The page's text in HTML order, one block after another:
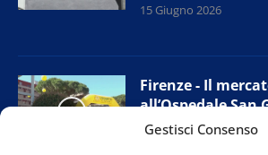
Gestisci Consenso
15 Giugno 2026
Firenze - Il
all’Ospedale San
Torregalli